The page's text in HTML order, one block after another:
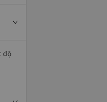
độ